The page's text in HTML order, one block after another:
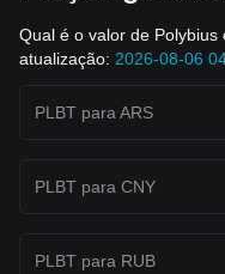
Qual é o valor de
atualização: 2026-08-06
PLBT para ARS
PLBT para CNY
PLBT para RUB